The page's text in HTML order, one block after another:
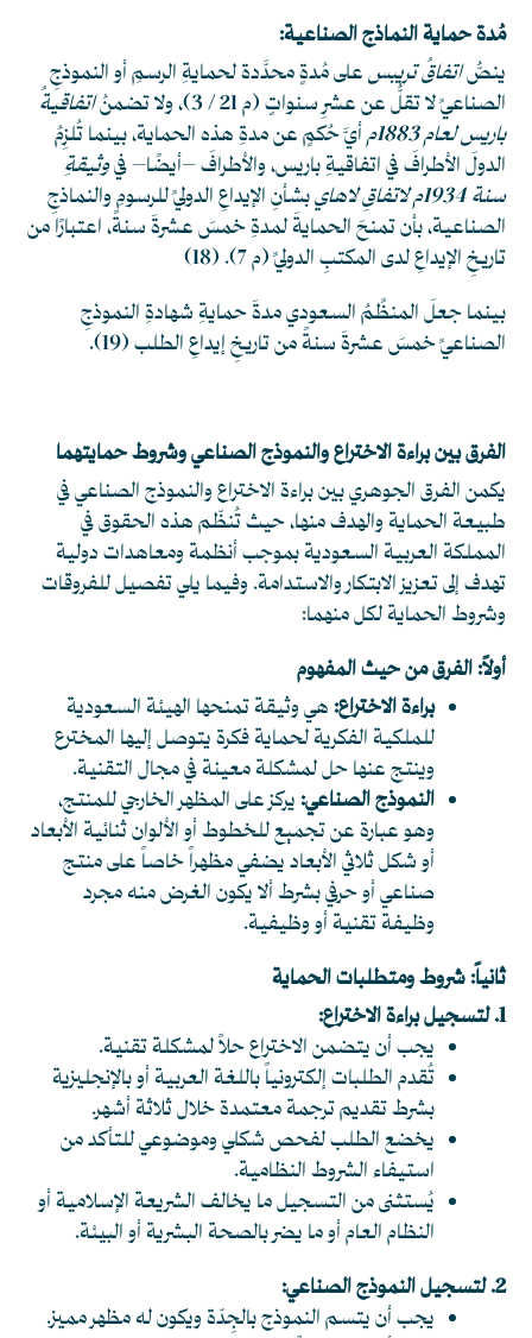
مُدة حماية النماذج الصناعية:
ينصُّاتفاقُ تريبسعلى مُدةٍ محدَّدة لحمايةِ الرسمِ أو النموذجِ
الصناعيِّ لا تقلُّ عن عشرِ سنواتٍ (م 21 / 3)، ولا تضمنُ
اتفاقيةُ
باريس لعام 1883م
أيَّ حُكمٍ عن مدةِ هذه الحماية، بينما تُلزِمُ
الدولَ الأطرافَ في اتفاقيةِ باريس، والأطرافَ –أيضًا– فيوثيقةِ
سنة 1934م لاتفاقِ لاهاي
بشأنِ الإيداعِ الدوليِّ للرسومِ والنماذجِ
الصناعية، بأن تمنحَ الحمايةَ لمدةِ خمسَ عشرةَ سنةً، اعتبارًا من
تاريخِ الإيداعِ لدى المكتبِ الدوليِّ (م 7).
(18)
بينما جعلَ المنظِّمُ السعودي مدةَ حمايةِ شهادةِ النموذجِ
الصناعيِّ خمسَ عشرةَ سنةً من تاريخِ إيداعِ الطلب(19)
.
الفرق بين براءة الاختراع والنموذج الصناعي وشروط حمايتهما
يكمن الفرق الجوهري بين براءة الاختراع والنموذج الصناعي في
طبيعة الحماية والهدف منها، حيث تُنظّم هذه الحقوق في
المملكة العربية السعودية بموجب أنظمة ومعاهدات دولية
تهدف إلى تعزيز الابتكار والاستدامة. وفيما يلي تفصيل للفروقات
وشروط الحماية لكل منهما:
أولاً: الفرق من حيث المفهوم
براءة الاختراع:هي وثيقة تمنحها الهيئة السعودية
للملكية الفكرية لحماية فكرة يتوصل إليها المخترع
وينتج عنها حل لمشكلة معينة في مجال التقنية.
النموذج الصناعي:يركز على المظهر الخارجي للمنتج،
وهو عبارة عن تجميع للخطوط أو الألوان ثنائية الأبعاد
أو شكل ثلاثي الأبعاد يضفي مظهراً خاصاً على منتج
صناعي أو حرفي بشرط ألا يكون الغرض منه مجرد
وظيفة تقنية أو وظيفية.
ثانياً: شروط ومتطلبات الحماية
1. لتسجيل براءة الاختراع:
يجب أن يتضمن الاختراع حلاً لمشكلة تقنية.
تُقدم الطلبات إلكترونياً باللغة العربية أو بالإنجليزية
بشرط تقديم ترجمة معتمدة خلال ثلاثة أشهر.
يخضع الطلب لفحص شكلي وموضوعي للتأكد من
استيفاء الشروط النظامية.
يُستثنى من التسجيل ما يخالف الشريعة الإسلامية أو
النظام العام أو ما يضر بالصحة البشرية أو البيئة.
2. لتسجيل النموذج الصناعي:
يجب أن يتسم النموذج بالجِدّة ويكون له مظهر مميز.